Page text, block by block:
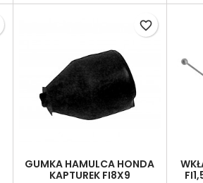
GUMKA HAMULCA HONDA
KAPTUREK FI8X9
favorite_border